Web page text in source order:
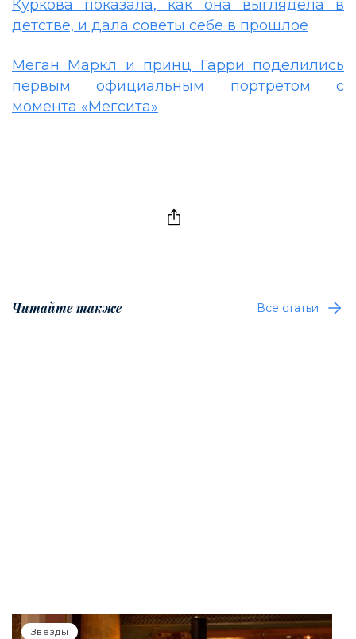
Куркова показала, как она выглядела в
детстве, и дала советы себе в прошлое
Меган Маркл и принц Гарри поделились
первым официальным портретом с
момента «Мегсита»
Читайте также Все статьи
Звёзды